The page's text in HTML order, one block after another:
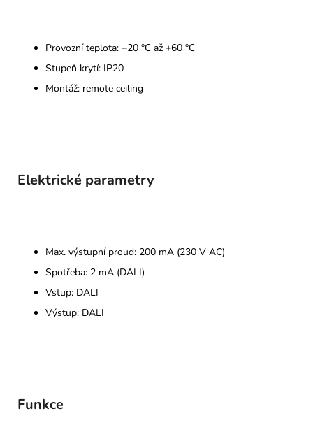
Provozní teplota: −20 °C až +60 °C
Stupeň krytí: IP20
Montáž: remote ceiling
Elektrické parametry
Max. výstupní proud: 200 mA (230 V AC)
Spotřeba: 2 mA (DALI)
Vstup: DALI
Výstup: DALI
Funkce